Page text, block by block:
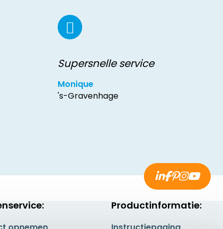
Supersnelle service
Monique
's-Gravenhage
Productinformatie: